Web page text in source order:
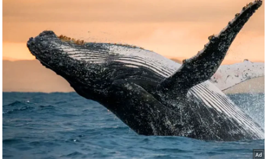
ने
स
त्रा
रि
ले
श